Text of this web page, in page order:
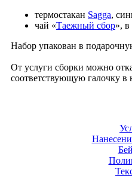
термостакан Sagga,
чай «Таежный сбор», в
Набор упакован в
От услуги сборки можно
соответствующую галочку в